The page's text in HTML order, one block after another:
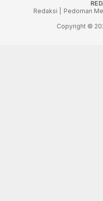
Redaksi |
Pedoman
Copyright ©